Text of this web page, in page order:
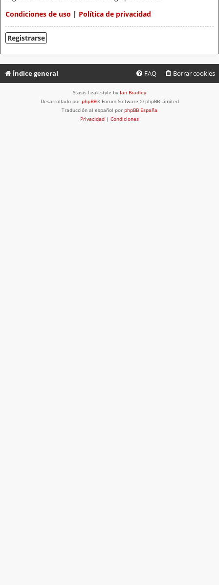
Condiciones de uso | Política de privacidad
Registrarse
Índice general Borrar cookies
FAQ
Stasis Leak style by Ian Bradley
Desarrollado por phpBB® Forum Software © phpBB Limited
Traducción al español por phpBB España
Privacidad | Condiciones